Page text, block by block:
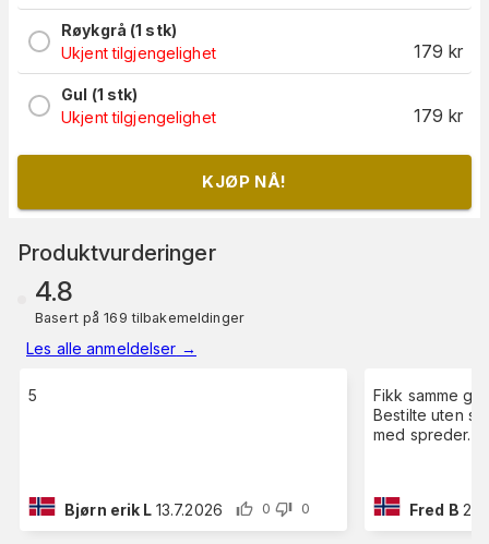
Røykgrå (1 stk)
Ukjent tilgjengelighet
179 kr
Gul (1 stk)
Ukjent tilgjengelighet
179 kr
KJØP NÅ!
Produktvurderinger
4.8
Basert på 169 tilbakemeldinger
Les alle anmeldelser →
5
Bjørn erik L 13.7.2026 0 0
Fikk samme
Bestilte uten
med spreder.
Fred B